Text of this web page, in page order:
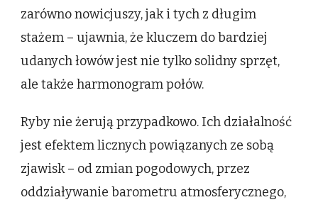
zarówno nowicjuszy, jak i tych z długim
stażem – ujawnia, że kluczem do bardziej
udanych łowów jest nie tylko solidny sprzęt,
ale także harmonogram połów.
Ryby nie żerują przypadkowo. Ich działalność
jest efektem licznych powiązanych ze sobą
zjawisk – od zmian pogodowych, przez
oddziaływanie barometru atmosferycznego,